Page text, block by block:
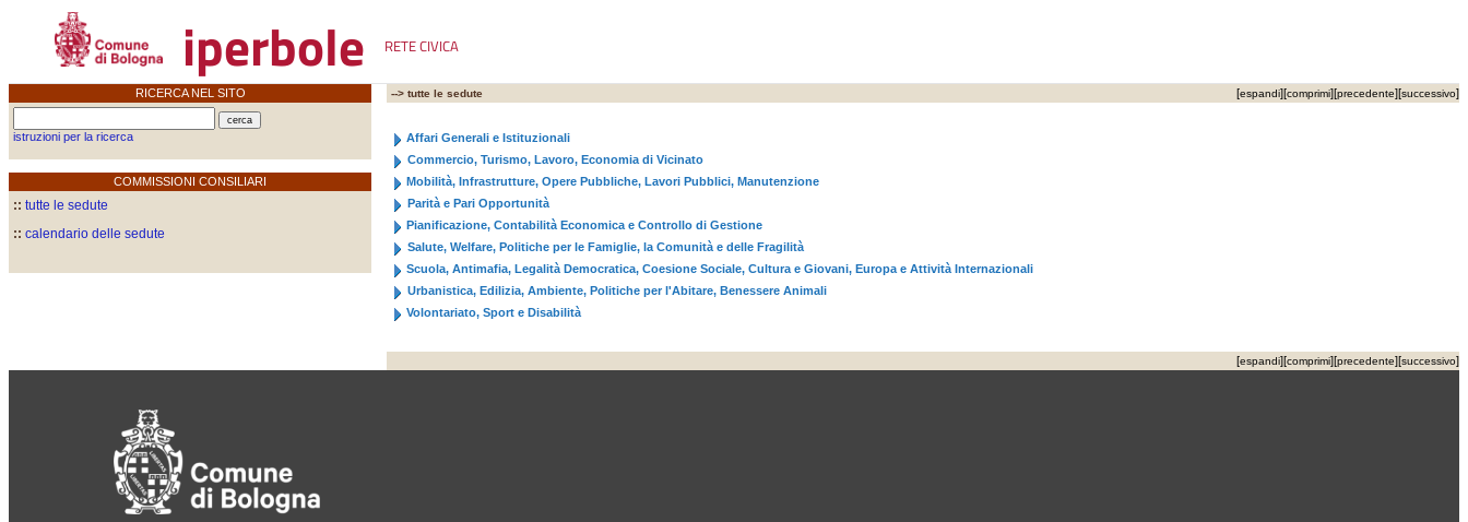
iperbole RETE CIVICA
RICERCA NEL SITO
istruzioni per la ricerca
COMMISSIONI CONSILIARI
:: tutte le sedute
:: calendario delle sedute
--> tutte le sedute [espandi][comprimi][precedente][successivo]
Affari Generali e Istituzionali
Commercio, Turismo, Lavoro, Economia di Vicinato
Mobilità, Infrastrutture, Opere Pubbliche, Lavori Pubblici, Manutenzione
Parità e Pari Opportunità
Pianificazione, Contabilità Economica e Controllo di Gestione
Salute, Welfare, Politiche per le Famiglie, la Comunità e delle Fragilità
Scuola, Antimafia, Legalità Democratica, Coesione Sociale, Cultura e Giovani, Europa e Attività Internazionali
Urbanistica, Edilizia, Ambiente, Politiche per l'Abitare, Benessere Animali
Volontariato, Sport e Disabilità
[espandi][comprimi][precedente][successivo]